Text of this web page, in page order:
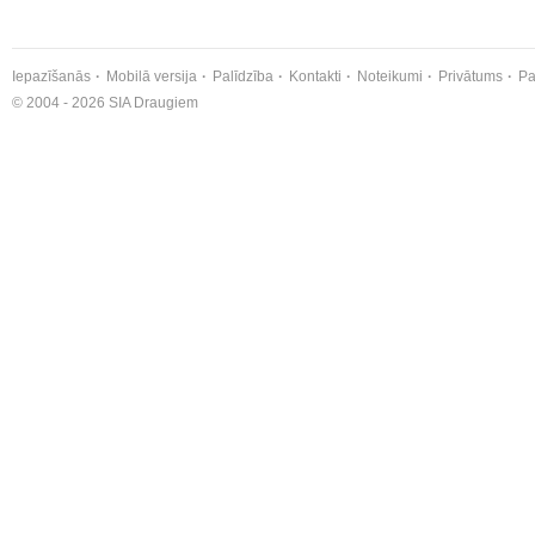
Iepazīšanās Mobilā versija Palīdzība Kontakti Noteikumi Privātums
© 2004 - 2026 SIA Draugiem